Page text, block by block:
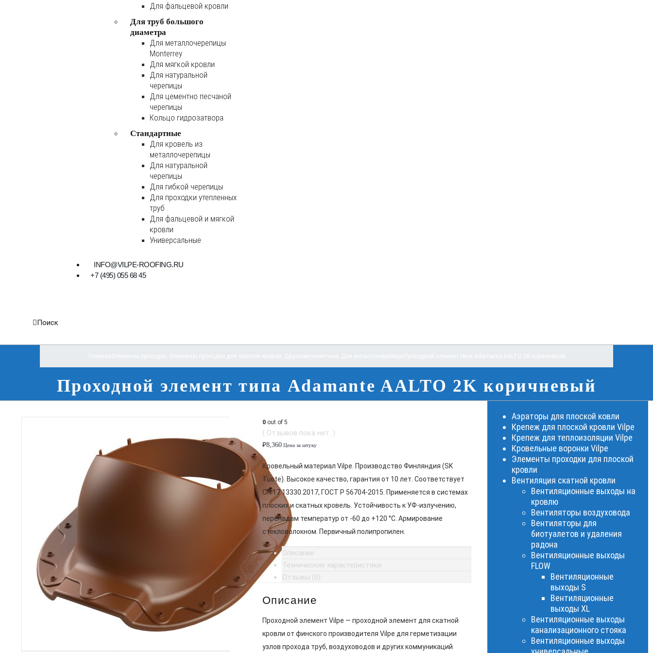
Для фальцевой кровли
Для труб большого
диаметра
Для металлочерепицы
Monterrey
Для мягкой кровли
Для натуральной
черепицы
Для цементно песчаной
черепицы
Кольцо гидрозатвора
Стандартные
Для кровель из
металлочерепицы
Для натуральной
черепицы
Для гибкой черепицы
Для проходки утепленных
труб
Для фальцевой и мягкой
кровли
Универсальные
INFO@VILPE-ROOFING.RU
+7 (495) 055 68 45
Поиск
Проходной элемент типа Adamante AALTO 2K коричневый
0out of 5
( Отзывов пока нет. )
₽8,360Цена за штуку
Кровельный материал Vilpe. Производство Финляндия (SK
Tuote). Высокое качество, гарантия от 10 лет. Соответствует
СП 17.13330.2017, ГОСТ Р 56704-2015. Применяется в системах
плоских и скатных кровель. Устойчивость к УФ-излучению,
перепадам температур от -60 до +120 °C. Армирование
стекловолокном. Первичный полипропилен.
Описание
Технические характеристики
Отзывы (0)
Описание
Проходной элемент Vilpe — проходной элемент для скатной
кровли от финского производителя Vilpe для герметизации
узлов прохода труб, воздуховодов и других коммуникаций
Аэраторы для плоской ковли
Крепеж для плоской кровли Vilpe
Крепеж для теплоизоляции Vilpe
Кровельные воронки Vilpe
Элементы проходки для плоской
кровли
Вентиляция скатной кровли
Вентиляционные выходы на
кровлю
Вентиляторы воздуховода
Вентиляторы для
биотуалетов и удаления
радона
Вентиляционные выходы
FLOW
Вентиляционные
выходы S
Вентиляционные
выходы XL
Вентиляционные выходы
канализационного стояка
Вентиляционные выходы